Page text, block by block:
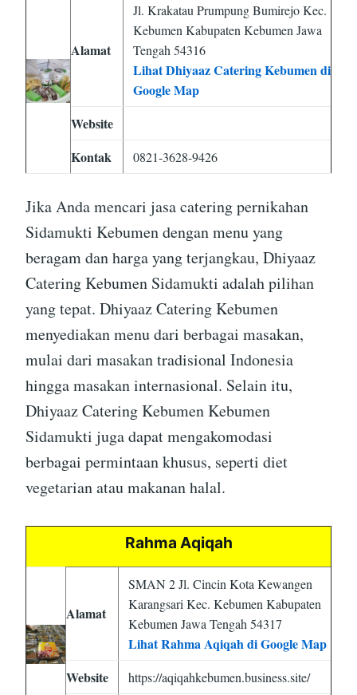
Alamat
Jl. Krakatau Prumpung Bumirejo Kec.
Kebumen Kabupaten Kebumen Jawa
Tengah 54316
Lihat Dhiyaaz Catering Kebumen di
Google Map
Website
Kontak
0821-3628-9426
Jika Anda mencari jasa catering pernikahan
Sidamukti Kebumen dengan menu yang
beragam dan harga yang terjangkau, Dhiyaaz
Catering Kebumen Sidamukti adalah pilihan
yang tepat. Dhiyaaz Catering Kebumen
menyediakan menu dari berbagai masakan,
mulai dari masakan tradisional Indonesia
hingga masakan internasional. Selain itu,
Dhiyaaz Catering Kebumen Kebumen
Sidamukti juga dapat mengakomodasi
berbagai permintaan khusus, seperti diet
vegetarian atau makanan halal.
Rahma Aqiqah
Alamat
SMAN 2 Jl. Cincin Kota Kewangen
Karangsari Kec. Kebumen Kabupaten
Kebumen Jawa Tengah 54317
Lihat Rahma Aqiqah di Google Map
Website
https://aqiqahkebumen.business.site/